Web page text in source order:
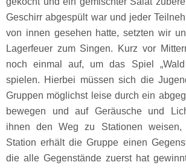
Geschirr abgespült war und jeder
von innen gesehen hatte, setzten wir
Lagerfeuer zum Singen. Kurz vor
noch einmal auf, um das Spiel
spielen. Hierbei müssen sich die
Gruppen möglichst leise durch ein
bewegen und auf Geräusche und
ihnen den Weg zu Stationen
Station erhält die Gruppe einen
die alle Gegenstände zuerst hat